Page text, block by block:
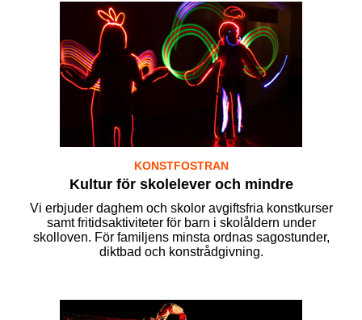
KONSTFOSTRAN
Kultur för skolelever och mindre
Vi erbjuder daghem och skolor avgiftsfria konstkurser
samt fritidsaktiviteter för barn i skolåldern under
skolloven. För familjens minsta ordnas sagostunder,
diktbad och konstrådgivning.